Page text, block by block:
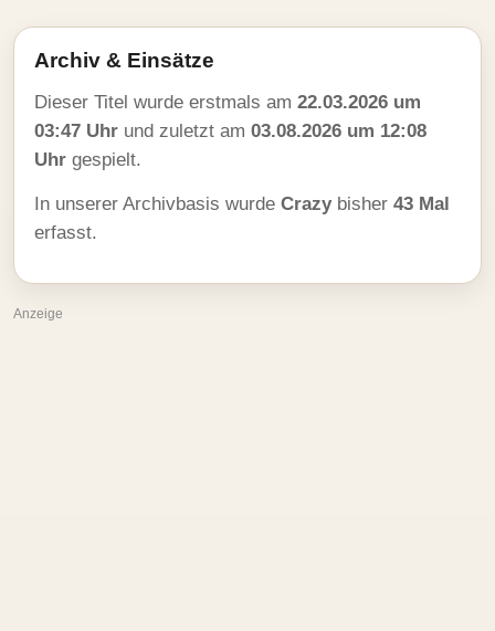
Archiv & Einsätze
Dieser Titel wurde erstmals am 22.03.2026 um
03:47 Uhr und zuletzt am 03.08.2026 um 12:08
Uhr gespielt.
In unserer Archivbasis wurde Crazybisher 43 Mal
erfasst.
Anzeige